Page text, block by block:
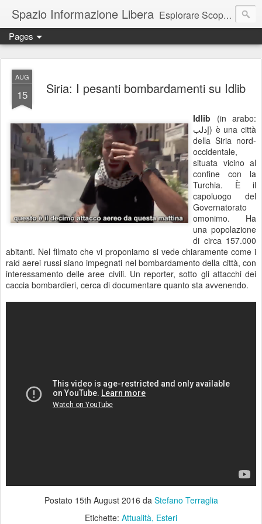
Spazio Informazione Libera Esplorare Scoprire Creare
Escursioni, viaggi, arte, tecnologia, attualità
Pages
AUG
15 Siria: I pesanti bombardamenti su Idlib
Idlib (in arabo:
إدلب‎) è una città
della Siria nord-
occidentale,
situata vicino al
confine con la
Turchia. È il
capoluogo del
Governatorato
omonimo. Ha
una popolazione
di circa 157.000
abitanti. Nel filmato che vi proponiamo si vede chiaramente come i
raid aerei russi siano impegnati nel bombardamento della città, con
interessamento delle aree civili. Un reporter, sotto gli attacchi dei
caccia bombardieri, cerca di documentare quanto sta avvenendo.
Postato 15th August 2016 da Stefano Terraglia
Etichette: Attualità Esteri